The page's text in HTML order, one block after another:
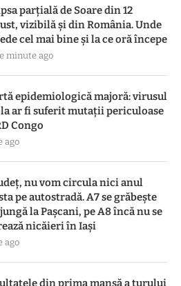
parțială de Soare din 12
vizibilă și din România. Unde
cel mai bine și la ce oră începe
minute ago
epidemiologică majoră: virusul
ar fi suferit mutații periculoase
Congo
ago
nu vom circula nici anul
pe autostradă. A7 se grăbește
la Pașcani, pe A8 încă nu se
nicăieri în Iași
ago
din prima manşă a turului